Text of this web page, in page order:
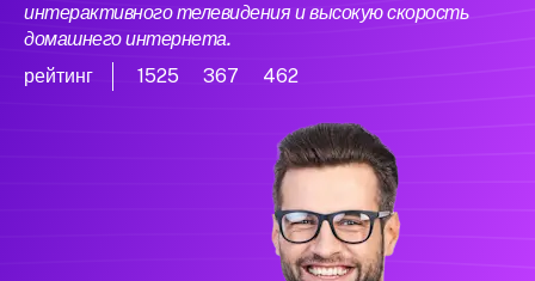
интерактивного телевидения и высокую скорость
домашнего интернета.
рейтинг
1525 367 462